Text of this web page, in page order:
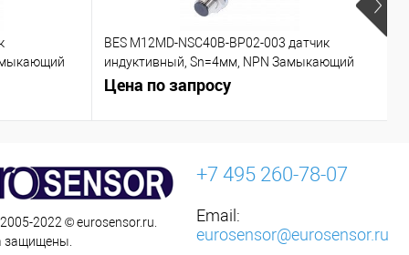
BES M12MD-NSC40B-BP02-003 датчик
индуктивный, Sn=4мм, NPN Замыкающий
контакт (NO)
Цена по запросу
2022 © eurosensor.ru.
защищены.
+7 495 260-78-07
Email:
eurosensor@eurosensor.ru